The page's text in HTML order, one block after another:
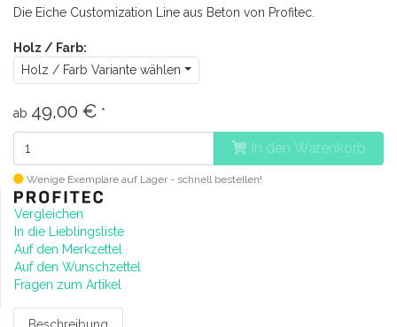
Die Eiche Customization Line aus Beton von Profitec.
Holz / Farb:
Holz / Farb Variante wählen
ab 49,00 € *
In den Warenkorb
Wenige Exemplare auf Lager - schnell bestellen!
Vergleichen
In die Lieblingsliste
Auf den Merkzettel
Auf den Wunschzettel
Fragen zum Artikel